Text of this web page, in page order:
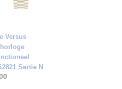
Versus
Sertie N